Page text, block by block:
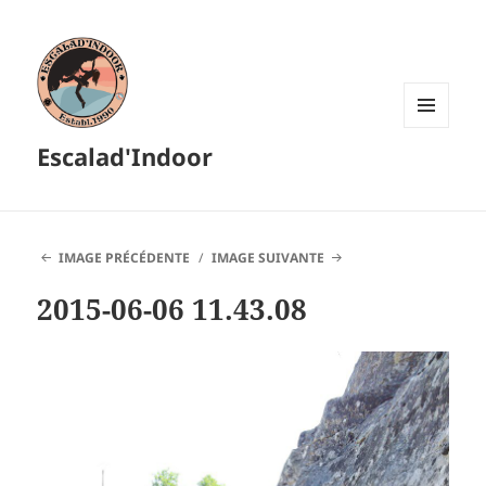
Escalad'Indoor
IMAGE PRÉCÉDENTE IMAGE SUIVANTE
2015-06-06 11.43.08